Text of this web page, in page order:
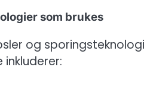
som brukes
og